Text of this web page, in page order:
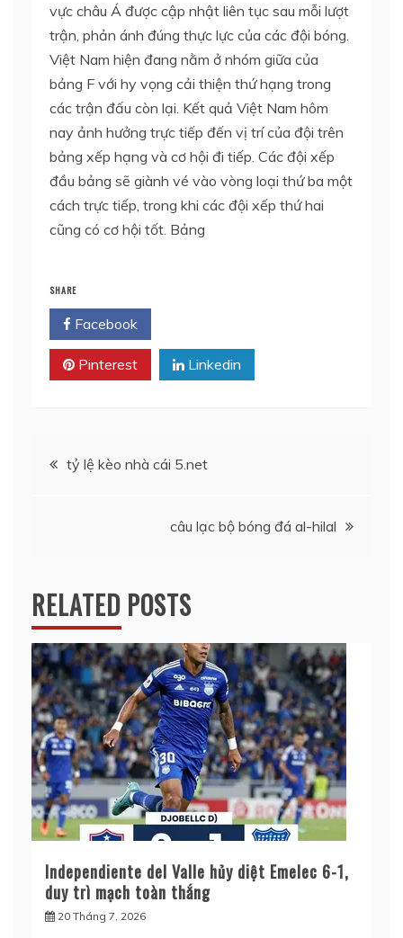
vực châu Á được cập nhật liên tục sau mỗi lượt
trận, phản ánh đúng thực lực của các đội bóng.
Việt Nam hiện đang nằm ở nhóm giữa của
bảng F với hy vọng cải thiện thứ hạng trong
các trận đấu còn lại. Kết quả Việt Nam hôm
nay ảnh hưởng trực tiếp đến vị trí của đội trên
bảng xếp hạng và cơ hội đi tiếp. Các đội xếp
đầu bảng sẽ giành vé vào vòng loại thứ ba một
cách trực tiếp, trong khi các đội xếp thứ hai
cũng có cơ hội tốt. Bảng
SHARE
Facebook
Pinterest Linkedin
Điều
viết
tỷ lệ kèo nhà cái 5.net
câu lạc bộ bóng đá al-hilal
RELATED POSTS
Independiente del Valle hủy diệt Emelec 6-1,
duy trì mạch toàn thắng
20 Tháng 7, 2026